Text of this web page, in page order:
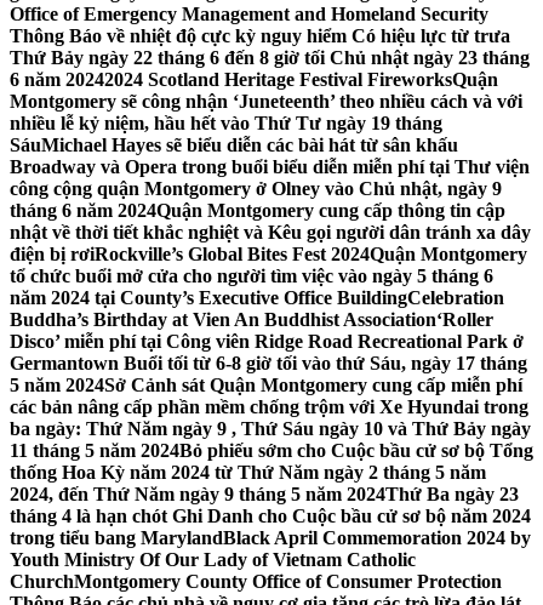
Office of Emergency Management and Homeland Security
Thông Báo về nhiệt độ cực kỳ nguy hiểm Có hiệu lực từ trưa
Thứ Bảy ngày 22 tháng 6 đến 8 giờ tối Chủ nhật ngày 23 tháng
6 năm 20242024 Scotland Heritage Festival FireworksQuận
Montgomery sẽ công nhận ‘Juneteenth’ theo nhiều cách và với
nhiều lễ kỷ niệm, hầu hết vào Thứ Tư ngày 19 tháng
SáuMichael Hayes sẽ biểu diễn các bài hát từ sân khấu
Broadway và Opera trong buổi biểu diễn miễn phí tại Thư viện
công cộng quận Montgomery ở Olney vào Chủ nhật, ngày 9
tháng 6 năm 2024Quận Montgomery cung cấp thông tin cập
nhật về thời tiết khắc nghiệt và Kêu gọi người dân tránh xa dây
điện bị rơiRockville’s Global Bites Fest 2024Quận Montgomery
tổ chức buổi mở cửa cho người tìm việc vào ngày 5 tháng 6
năm 2024 tại County’s Executive Office BuildingCelebration
Buddha’s Birthday at Vien An Buddhist Association‘Roller
Disco’ miễn phí tại Công viên Ridge Road Recreational Park ở
Germantown Buổi tối từ 6-8 giờ tối vào thứ Sáu, ngày 17 tháng
5 năm 2024Sở Cảnh sát Quận Montgomery cung cấp miễn phí
các bản nâng cấp phần mềm chống trộm với Xe Hyundai trong
ba ngày: Thứ Năm ngày 9 , Thứ Sáu ngày 10 và Thứ Bảy ngày
11 tháng 5 năm 2024Bỏ phiếu sớm cho Cuộc bầu cử sơ bộ Tổng
thống Hoa Kỳ năm 2024 từ Thứ Năm ngày 2 tháng 5 năm
2024, đến Thứ Năm ngày 9 tháng 5 năm 2024Thứ Ba ngày 23
tháng 4 là hạn chót Ghi Danh cho Cuộc bầu cử sơ bộ năm 2024
trong tiểu bang MarylandBlack April Commemoration 2024 by
Youth Ministry Of Our Lady of Vietnam Catholic
ChurchMontgomery County Office of Consumer Protection